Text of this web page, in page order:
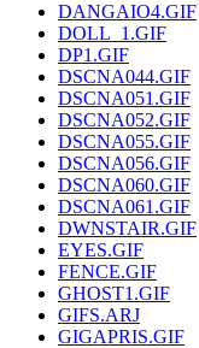
DANGAIO4.GIF
DOLL_1.GIF
DP1.GIF
DSCNA044.GIF
DSCNA051.GIF
DSCNA052.GIF
DSCNA055.GIF
DSCNA056.GIF
DSCNA060.GIF
DSCNA061.GIF
DWNSTAIR.GIF
EYES.GIF
FENCE.GIF
GHOST1.GIF
GIFS.ARJ
GIGAPRIS.GIF